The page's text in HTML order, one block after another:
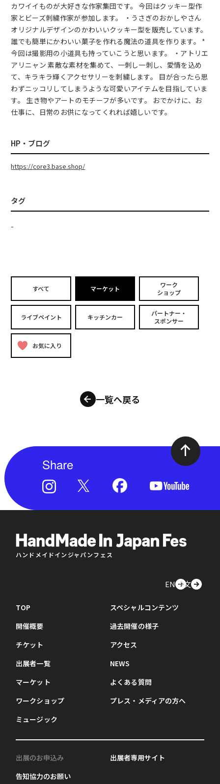
カワイイものが大好きな作家集団です。 今回はクッキー型作
家とビーズ刺繍作家が参加します。 ・うさぎのおかしやさん
オリジナルデザインのかわいいクッキー型を販売しています。
誰でも簡単にかわいい菓子を作れる魔法の道具を作ります。 *
今回は撮影用の小道具も持っていこうと思います。 ・アトリエ
アリニャン 素敵な素材を集めて、一刺し一刺し、愛情を込め
て、キラキラ輝くアクセサリーを刺繍します。 目が合ったら思
わずニッコリしてしまうような可愛いアイテムを目指していま
す。 生き物やアートのモチーフが多いです。 おでかけに、お
仕事に、日常のお供になってくれれば嬉しいです。
HP・ブログ
https://core3.base.shop/
タグ
-
すべて マーケット
ワーク
ショップ
ライブペイント キッチンカー
パートナー・
スポンサー
お気に入り
一覧へ戻る
Share
ハンドメイドインジャパンフェス
EN中文
TOP
開催概要
チケット
出展者一覧
マーケット
ワークショップ
ミュージック
スペシャルコンテンツ
過去開催の様子
アクセス
NEWS
よくある質問
プレス・メディアの方へ
出展のお申込み
告知協力のお願い
出展者専用サイト